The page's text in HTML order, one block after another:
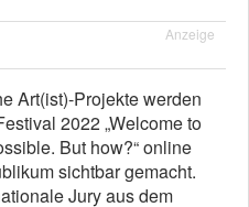
Anzeige
Art(ist)-Projekte werden
2022 „Welcome to
But how?“ online
sichtbar gemacht.
Jury aus dem